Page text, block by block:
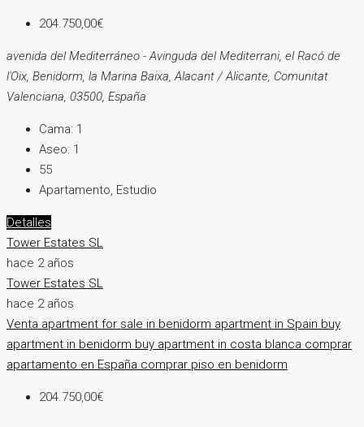
204.750,00€
avenida del Mediterráneo - Avinguda del Mediterrani, el Racó de
l'Oix, Benidorm, la Marina Baixa, Alacant / Alicante, Comunitat
Valenciana, 03500, España
Cama: 1
Aseo: 1
55
Apartamento, Estudio
Detalles
Tower Estates SL
hace 2 años
Tower Estates SL
hace 2 años
Venta apartment for sale in benidorm apartment in Spain buy
apartment in benidorm buy apartment in costa blanca comprar
apartamento en España comprar piso en benidorm
204.750,00€